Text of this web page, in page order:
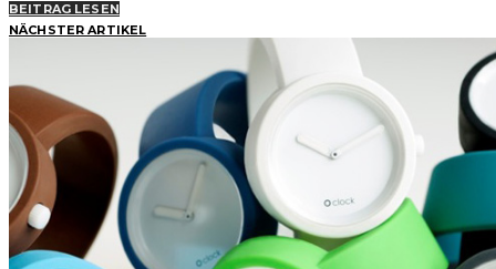
BEITRAG LESEN
NÄCHSTER ARTIKEL